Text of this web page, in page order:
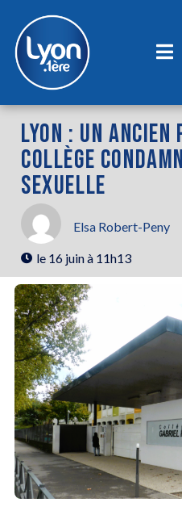
LYON : UN ANCIEN
COLLÈGE
SEXUELLE
Elsa Robert-Peny
le 16 juin à 11h13